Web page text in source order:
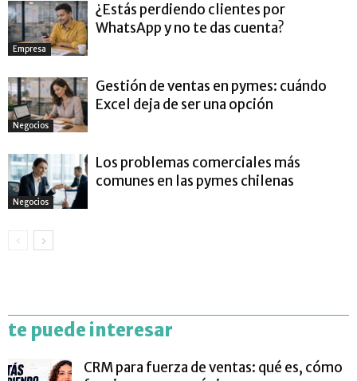
Empresa
¿Estás perdiendo clientes por
WhatsApp y no te das cuenta?
Negocios
Gestión de ventas en pymes: cuándo
Excel deja de ser una opción
Negocios
Los problemas comerciales más
comunes en las pymes chilenas
te puede interesar
CRM para fuerza de ventas: qué es, cómo